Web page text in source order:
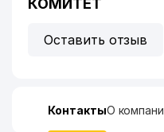
КОМИТЕТ
Оставить отзыв
КонтактыО